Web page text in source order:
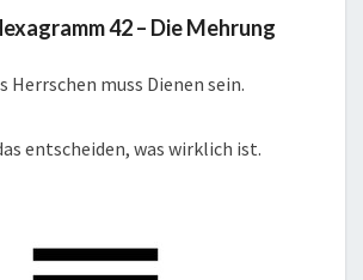
42 – Die Mehrung
Herrschen muss Dienen sein.
entscheiden, was wirklich ist.